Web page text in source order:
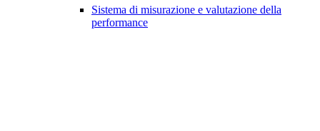
Sistema di misurazione e valutazione della
performance